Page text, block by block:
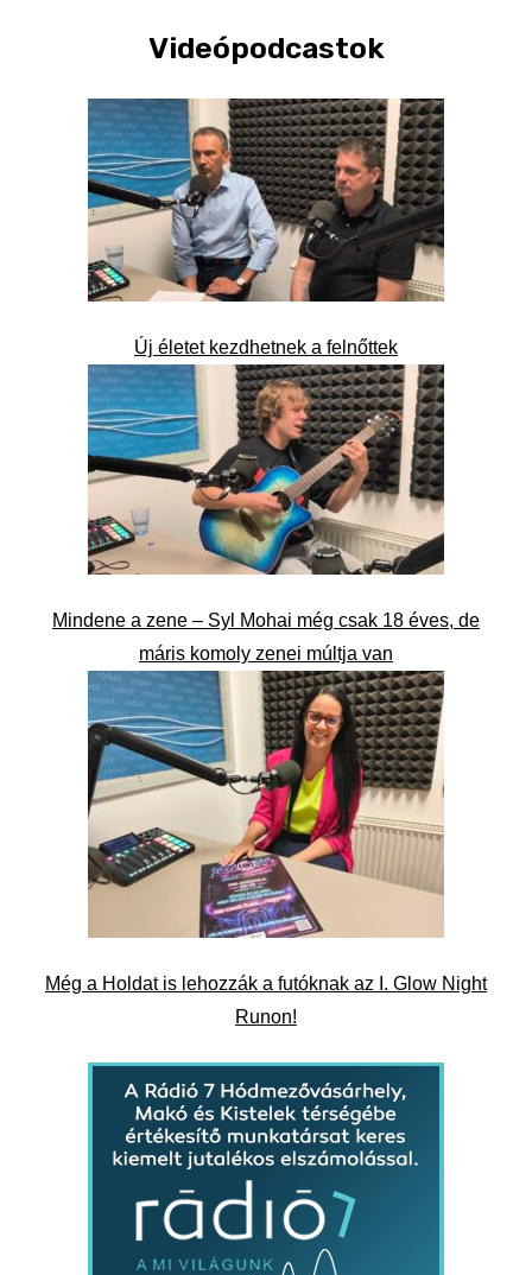
Videópodcastok
Új életet kezdhetnek a felnőttek
Mindene a zene – Syl Mohai még csak 18 éves, de
máris komoly zenei múltja van
Még a Holdat is lehozzák a futóknak az I. Glow Night
Runon!